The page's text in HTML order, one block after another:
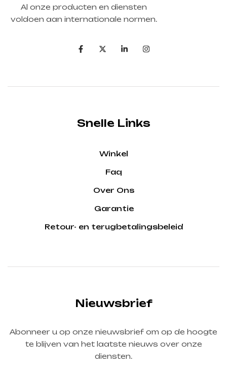
Al onze producten en diensten
voldoen aan internationale normen.
Snelle Links
Winkel
Faq
Over Ons
Garantie
Retour- en terugbetalingsbeleid
Nieuwsbrief
Abonneer u op onze nieuwsbrief om op de hoogte
te blijven van het laatste nieuws over onze
diensten.